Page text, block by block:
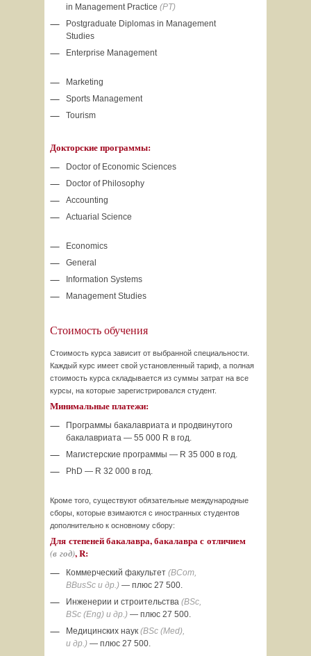
in Management Practice (PT)
Postgraduate Diplomas in Management
Studies
Enterprise Management
Marketing
Sports Management
Tourism
Докторские программы:
Doctor of Economic Sciences
Doctor of Philosophy
Accounting
Actuarial Science
Economics
General
Information Systems
Management Studies
Стоимость обучения
Стоимость курса зависит от выбранной специальности.
Каждый курс имеет свой установленный тариф, а полная
стоимость курса складывается из суммы затрат на все
курсы, на которые зарегистрировался студент.
Минимальные платежи:
Программы бакалавриата и продвинутого
бакалавриата — 55 000 R в год.
Магистерские программы — R 35 000 в год.
PhD — R 32 000 в год.
Кроме того, существуют обязательные международные
сборы, которые взимаются с иностранных студентов
дополнительно к основному сбору:
Для степеней бакалавра, бакалавра с отличием
(в год), R:
Коммерческий факультет (BCom,
BBusSc и др.) — плюс 27 500.
Инженерии и строительства (BSc,
BSc (Eng) и др.) — плюс 27 500.
Медицинских наук (BSc (Med),
и др.) — плюс 27 500.